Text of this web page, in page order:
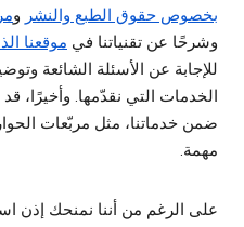
بخصوص حقوق الطبع والنشر و
وشرحًا عن تقنياتنا في موقعنا
للإجابة عن الأسئلة الشائعة
الخدمات التي نقدّمها. وأخيرًا،
ضمن خدماتنا، مثل مربّعات
مهمة.
على الرغم من أننا نمنحك إذن